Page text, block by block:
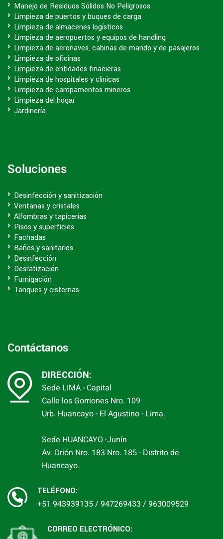
Manejo de Residuos Sólidos No Peligrosos
Limpieza de puertos y buques de carga
Limpieza de almacenes logísticos
Limpieza de aeropuertos y equipos de handling
Limpieza de aeronaves, cabinas de mando y de pasajeros
Limpieza de oficinas
Limpieza de entidades finacieras
Limpieza de hospitales y clínicas
Limpieza de campamentos mineros
Limpieza del hogar
Jardinería
Soluciones
Desinfección y sanitización
Ventanas y cristales
Alfombras y tapicerias
Pisos y superficies
Fachadas
Baños y sanitarios
Desinfección
Desratización
Fumigación
Tanques y cisternas
Contáctanos
DIRECCIÓN:
Sede LIMA - Capital
Calle los Gorriones Nro. 109
Urb. Huancayo - El Agustino - Lima.
Sede HUANCAYO -Junín
Av. Orión Nro. 183 Nro. 185 - Distrito de
Huancayo.
TELÉFONO:
+51 943939135 / 947269433 / 963009529
CORREO ELECTRÓNICO: